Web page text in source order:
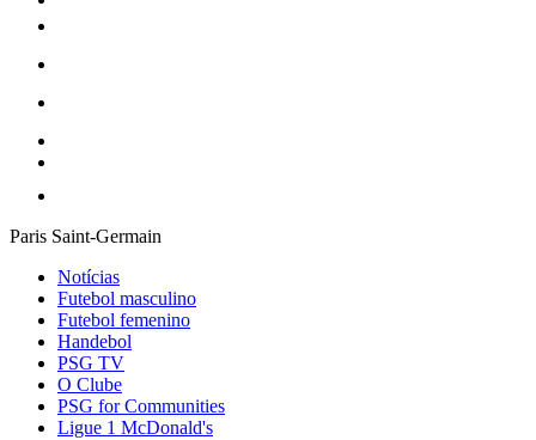
Paris Saint-Germain
Notícias
Futebol masculino
Futebol femenino
Handebol
PSG TV
O Clube
PSG for Communities
Ligue 1 McDonald's